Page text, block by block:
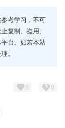
考学习，不可
复制、盗用、
台。如若本站
。
0 0